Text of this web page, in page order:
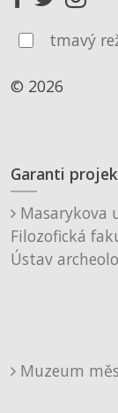
tmavý
© 2026
Garanti
Masarykova
Filozofická
Ústav
Muzeum